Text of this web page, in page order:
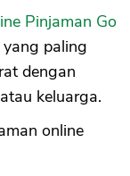
Pinjaman Go
paling
dengan
keluarga.
online